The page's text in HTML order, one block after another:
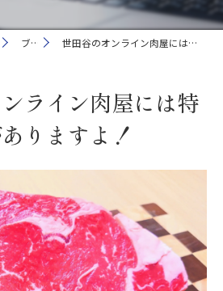
ブログ 世田谷のオンライン肉屋には特別なお肉がありますよ！
ライン肉屋には特
りますよ！